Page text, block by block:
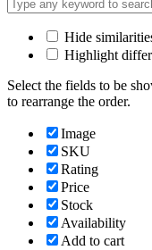
Hide
Highlight
Select the fields to be
to rearrange the order.
Image
SKU
Rating
Price
Stock
Availability
Add to cart